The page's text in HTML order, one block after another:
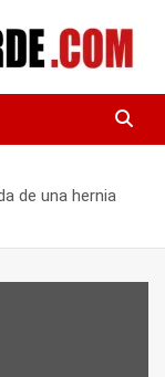
de una hernia